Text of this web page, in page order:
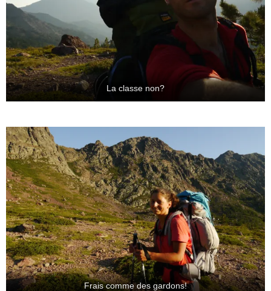
La classe non?
Frais comme des gardons!